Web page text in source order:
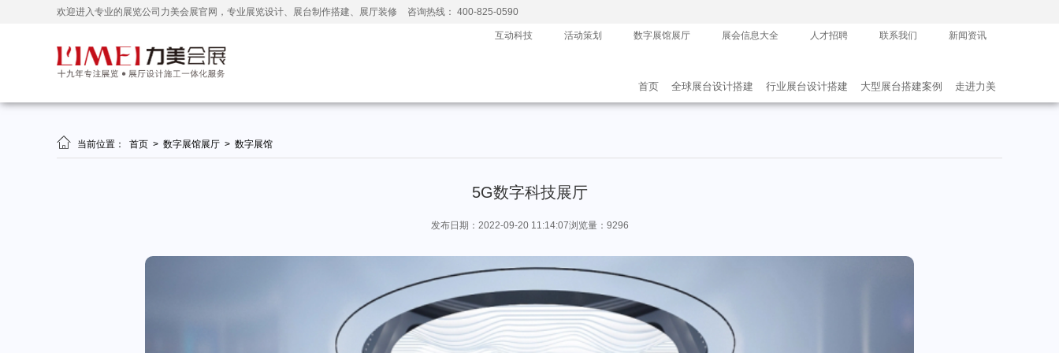
欢迎进入专业的展览公司力美会展官网，专业展览设计、展台制作搭建、展厅装修 咨询热线： 400-825-0590
互动科技 活动策划 数字展馆展厅 展会信息大全 人才招聘 联系我们 新闻资讯
首页 全球展台设计搭建 行业展台设计搭建 大型展台搭建案例 走进力美
 当前位置： 首页 > 数字展馆展厅 > 数字展馆
5G数字科技展厅
发布日期：2022-09-20 11:14:07浏览量：9296